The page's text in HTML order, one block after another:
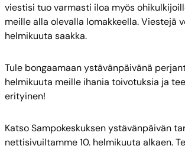
viestisi tuo varmasti iloa myös
meille alla olevalla lomakkeella. Viestejä
helmikuuta saakka.
Tule bongaamaan ystävänpäivänä
helmikuuta meille ihania toivotuksia ja
erityinen!
Katso Sampokeskuksen ystävänpäivän
nettisivuiltamme 10. helmikuuta alkaen.